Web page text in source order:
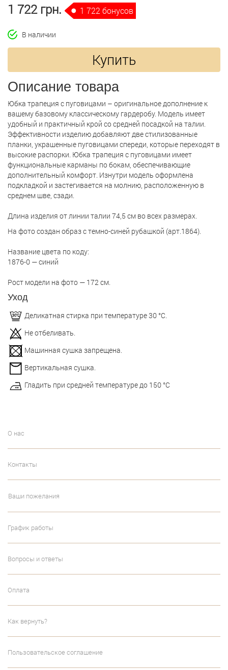
1 722 грн. 1 722 бонусов
В наличии
Купить
Описание товара
Юбка трапеция с пуговицами – оригинальное дополнение к
вашему базовому классическому гардеробу. Модель имеет
удобный и практичный крой со средней посадкой на талии.
Эффективности изделию добавляют две стилизованные
планки, украшенные пуговицами спереди, которые переходят в
высокие распорки. Юбка трапеция с пуговицами имеет
функциональные карманы по бокам, обеспечивающие
дополнительный комфорт. Изнутри модель оформлена
подкладкой и застегивается на молнию, расположенную в
среднем шве, сзади.
Длина изделия от линии талии 74,5 см во всех размерах.
На фото создан образ с темно-синей рубашкой (арт.1864).
Название цвета по коду:
1876-0 — синий
Рост модели на фото — 172 см.
Уход
Деликатная стирка при температуре 30 °С.
Не отбеливать.
Машинная сушка запрещена.
Вертикальная сушка.
Гладить при средней температуре до 150 °С
О нас
Контакты
Ваши пожелания
График работы
Вопросы и ответы
Оплата
Как вернуть?
Пользовательское соглашение